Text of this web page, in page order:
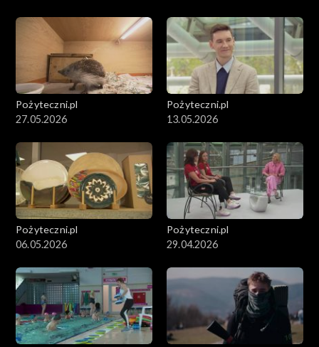
Pożyteczni.pl
27.05.2026
Pożyteczni.pl
13.05.2026
Pożyteczni.pl
06.05.2026
Pożyteczni.pl
29.04.2026